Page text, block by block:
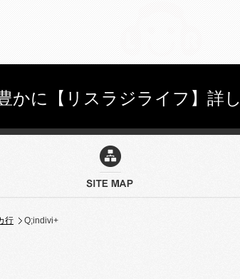
かに【リスラジライフ】詳
行 Q;indivi+